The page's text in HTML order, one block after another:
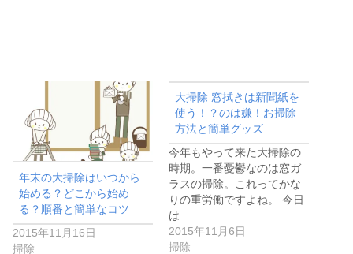
年末の大掃除はいつから
始める？どこから始め
る？順番と簡単なコツ
2015年11月16日
掃除
大掃除 窓拭きは新聞紙を
使う！？のは嫌！お掃除
方法と簡単グッズ
今年もやって来た大掃除の
時期。一番憂鬱なのは窓ガ
ラスの掃除。これってかな
りの重労働ですよね。 今日
は…
2015年11月6日
掃除